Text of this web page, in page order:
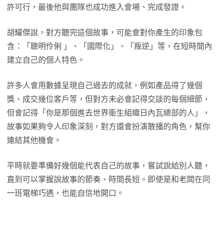
許可行，最後他與團隊也成功進入會場、完成發證。
胡耀傑說，對方聽完這個故事，可能會對你產生的印象包
含：「聰明伶俐 」、「國際化」、「叛逆」等，在短時間內
建立自己的個人特色。
許多人會用數據呈現自己過去的成就，例如產品得了幾個
獎、成交幾位客戶等，但對方未必會記得交談的每個細節，
但會記得「你是那個進去世界衛生組織日內瓦總部的人」，
故事如果夠令人印象深刻，對方還會扮演散播的角色，幫你
連結其他機會。
平時就要準備好幾個能代表自己的故事，嘗試說給別人聽，
直到可以掌握說故事的節奏、時間長短。即使是和老闆在同
一班電梯巧遇，也能自信地開口。